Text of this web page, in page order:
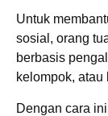
Untuk
sosial, orang
berbasis
kelompok,
Dengan cara